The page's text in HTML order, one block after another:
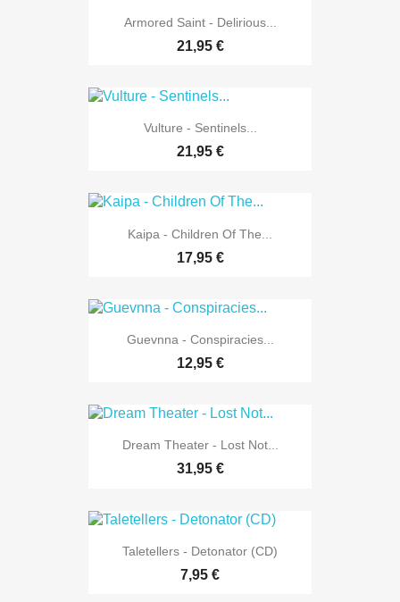
Armored Saint - Delirious...
21,95 €
Vulture - Sentinels...
21,95 €
Kaipa - Children Of The...
17,95 €
Guevnna - Conspiracies...
12,95 €
Dream Theater - Lost Not...
31,95 €
Taletellers - Detonator (CD)
7,95 €